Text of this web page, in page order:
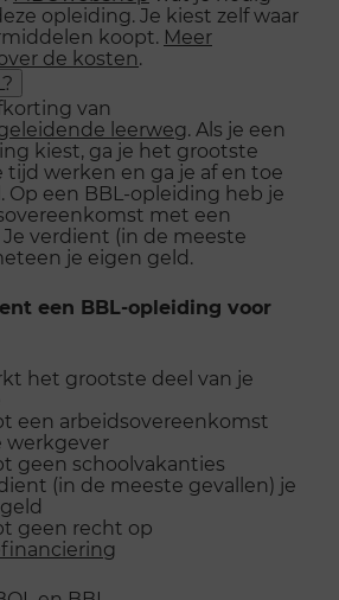
opleiding. Je kiest zelf waar
koopt. Meer
de kosten.
van
leerweg. Als je een
kiest, ga je het grootste
tijd werken en ga je af en toe
Op een BBL-opleiding heb je
met een
verdient (in de meeste
je eigen geld.
een BBL-opleiding voor
het grootste deel van je
een arbeidsovereenkomst
werkgever
geen schoolvakanties
(in de meeste gevallen) je
geen recht op